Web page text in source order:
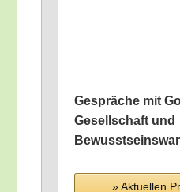
Gesprä­che mit
Gesell­schaft und
» Aktu­el­len